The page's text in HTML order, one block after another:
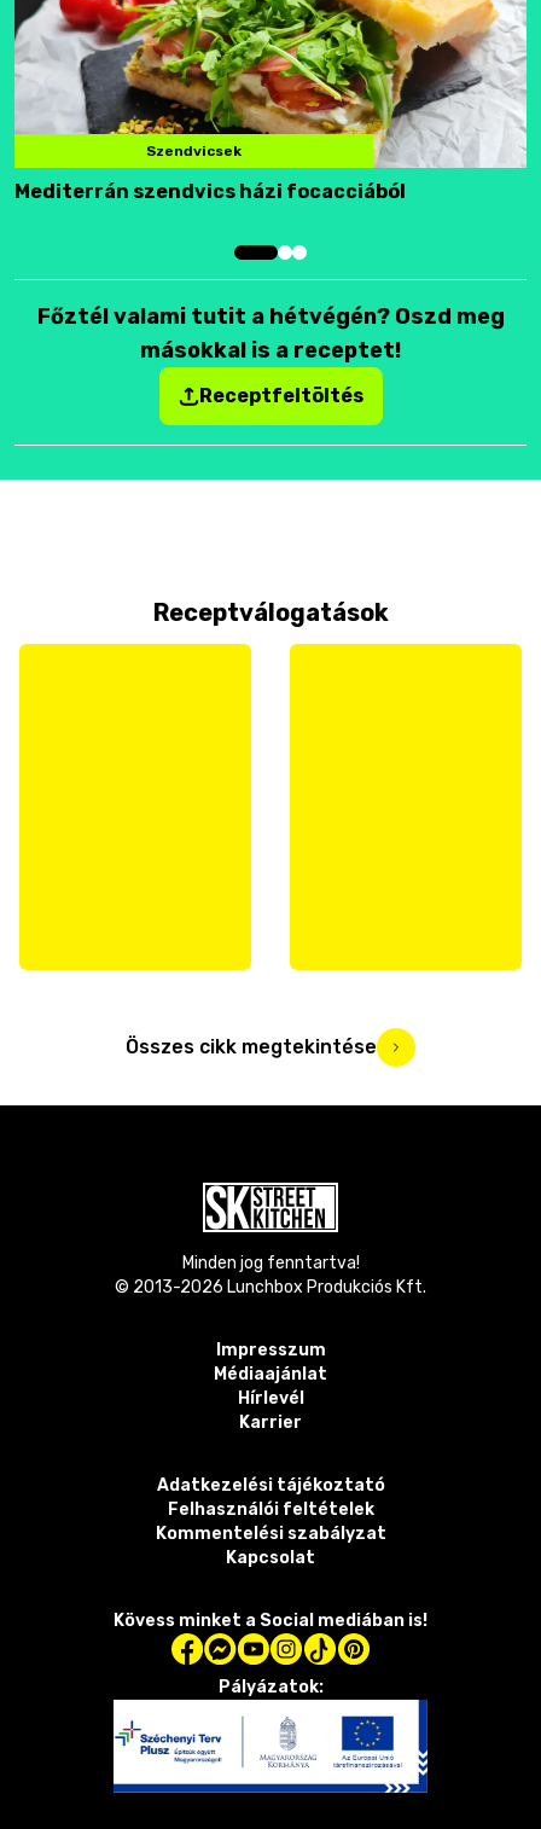
Szendvicsek
Mediterrán szendvics házi focacciából
Főztél valami tutit a hétvégén? Oszd meg
másokkal is a receptet!
Receptfeltöltés
Receptválogatások
Összes cikk megtekintése
Minden jog fenntartva!
© 2013-2026 Lunchbox Produkciós Kft.
Impresszum
Médiaajánlat
Hírlevél
Karrier
Adatkezelési tájékoztató
Felhasználói feltételek
Kommentelési szabályzat
Kapcsolat
Kövess minket a Social mediában is!
Pályázatok: